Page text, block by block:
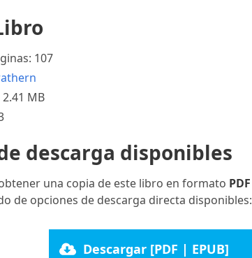
107
MB
descarga disponibles
una copia de este libro en formato PDF
de opciones de descarga directa disponibles:
Descargar [PDF | EPUB]